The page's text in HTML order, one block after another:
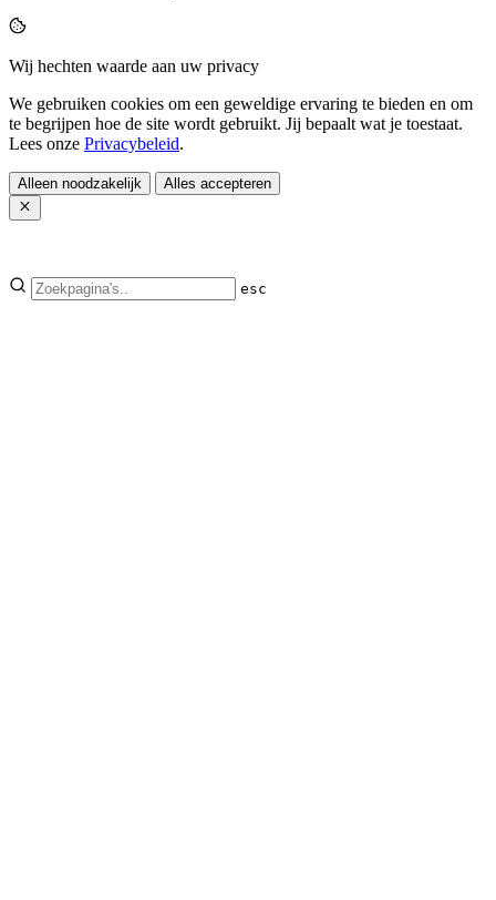
Wij hechten waarde aan uw privacy
We gebruiken cookies om een geweldige ervaring te bieden en om
te begrijpen hoe de site wordt gebruikt. Jij bepaalt wat je toestaat.
Lees onze Privacybeleid.
Alleen noodzakelijk Alles accepteren
esc